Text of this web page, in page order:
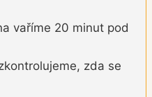
vaříme 20 minut pod
zda se